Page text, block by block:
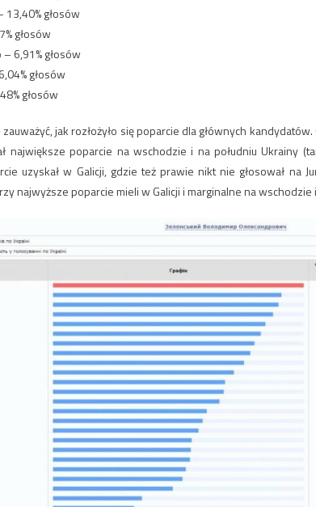
13,40% głosów
głosów
6,91% głosów
głosów
głosów
jak rozłożyło się poparcie dla głównych
największe poparcie na wschodzie i na południu Ukrainy
uzyskał w Galicji, gdzie też prawie nikt nie głosował na
najwyższe poparcie mieli w Galicji i marginalne na wschodzie